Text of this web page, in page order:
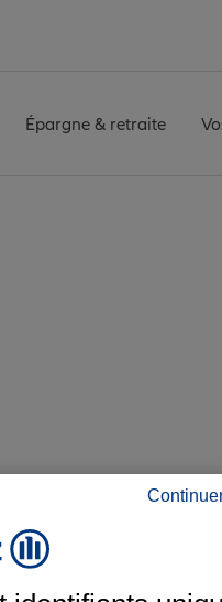
Épargne & retraite
: